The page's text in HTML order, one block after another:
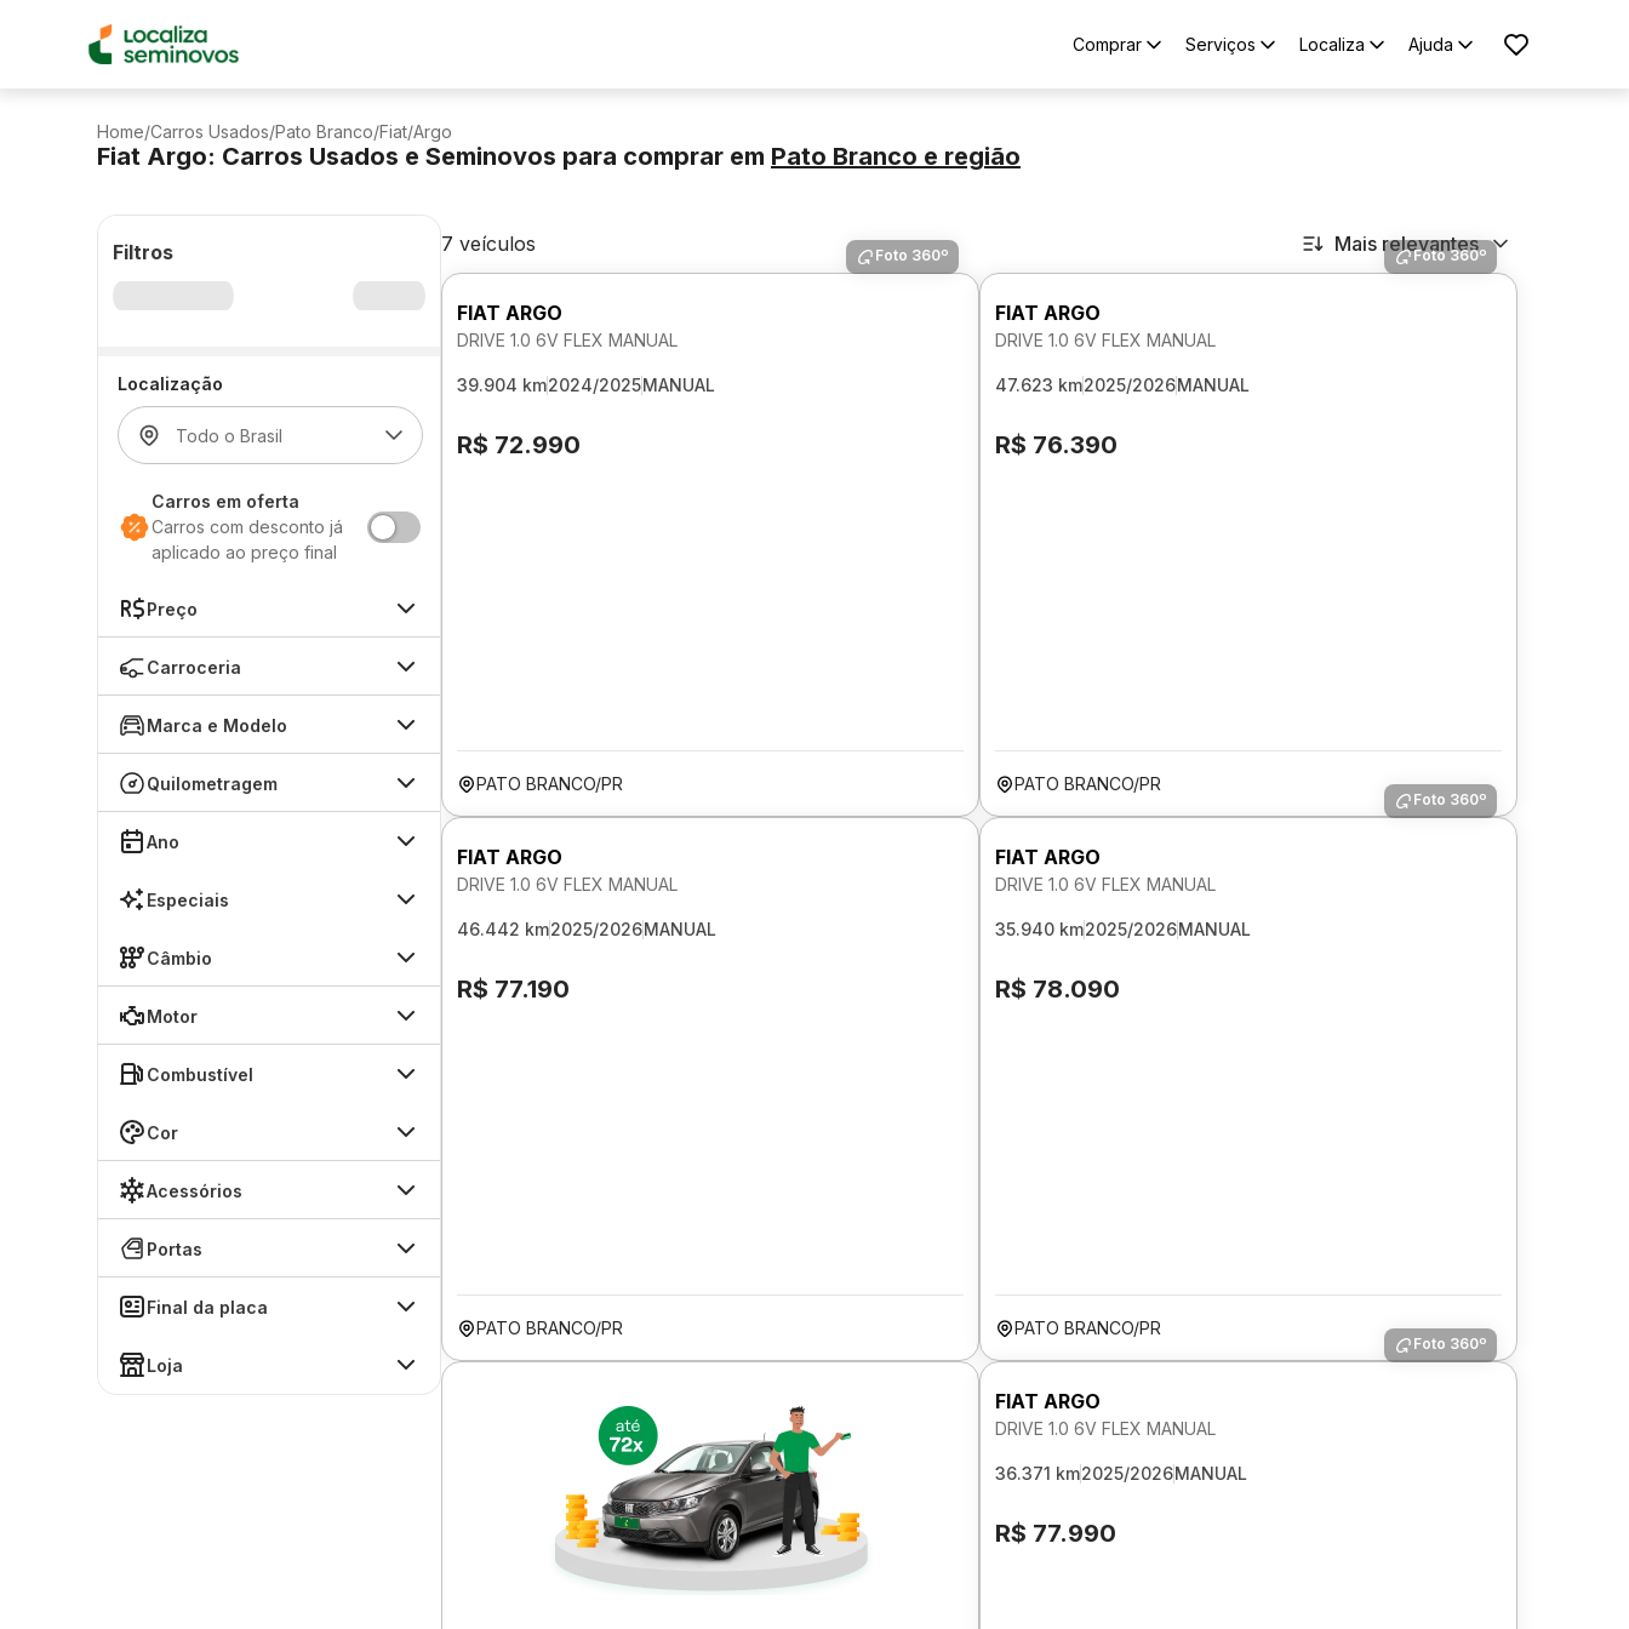
Comprar Serviços Localiza Ajuda
Home/Carros Usados/Pato Branco/Fiat/Argo
Fiat Argo: Carros Usados e Seminovos para comprar em Pato Branco e região
Filtros
Localização
Carros em oferta
Carros com desconto já
aplicado ao preço final
Preço
Carroceria
Marca e Modelo
Quilometragem
Ano
Especiais
Câmbio
Motor
Combustível
Cor
Acessórios
Portas
Final da placa
Loja
7 veículos Mais relevantes
Foto 360º
FIAT ARGO
DRIVE 1.0 6V FLEX MANUAL
39.904 km2024/2025MANUAL
R$ 72.990
PATO BRANCO/PR
Foto 360º
FIAT ARGO
DRIVE 1.0 6V FLEX MANUAL
47.623 km2025/2026MANUAL
R$ 76.390
PATO BRANCO/PR
FIAT ARGO
DRIVE 1.0 6V FLEX MANUAL
46.442 km2025/2026MANUAL
R$ 77.190
PATO BRANCO/PR
Foto 360º
FIAT ARGO
DRIVE 1.0 6V FLEX MANUAL
35.940 km2025/2026MANUAL
R$ 78.090
PATO BRANCO/PR
Foto 360º
FIAT ARGO
DRIVE 1.0 6V FLEX MANUAL
36.371 km2025/2026MANUAL
R$ 77.990